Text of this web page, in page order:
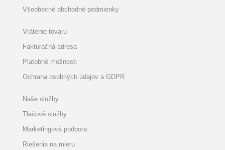
Všeobecné obchodné podmienky
Vrátenie tovaru
Fakturačná adresa
Platobné možnosti
Ochrana osobných údajov a GDPR
Naše služby
Tlačové služby
Marketingová podpora
Riešenia na mieru